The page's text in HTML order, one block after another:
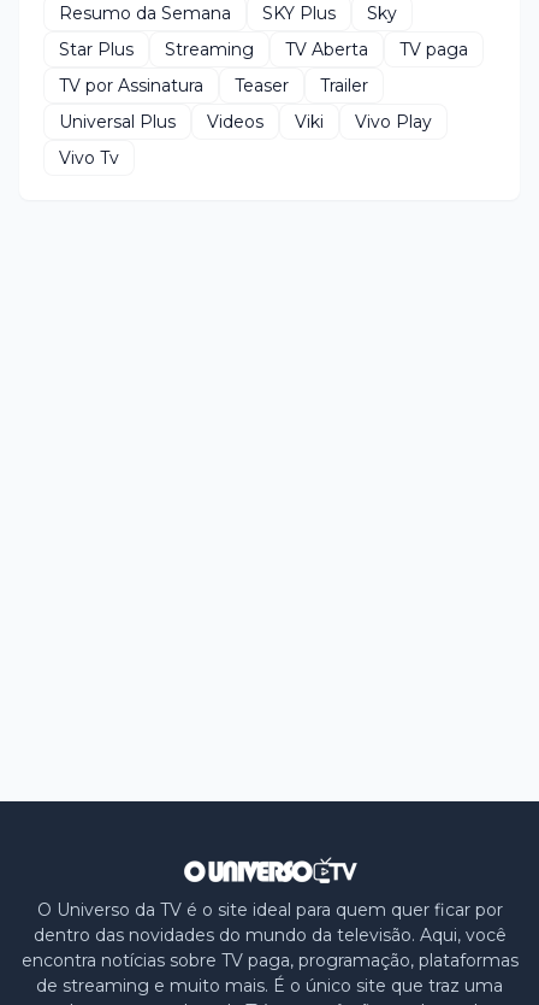
Resumo da Semana
SKY Plus
Sky
Star Plus
Streaming TV Aberta
TV paga
TV por Assinatura
Teaser
Trailer
Universal Plus
Videos Viki
Vivo Play
Vivo Tv
O Universo da TV é o site ideal para quem quer ficar por
dentro das novidades do mundo da televisão. Aqui, você
encontra notícias sobre TV paga, programação, plataformas
de streaming e muito mais. É o único site que traz uma